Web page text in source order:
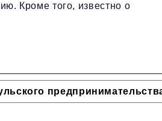
Кроме того, известно о